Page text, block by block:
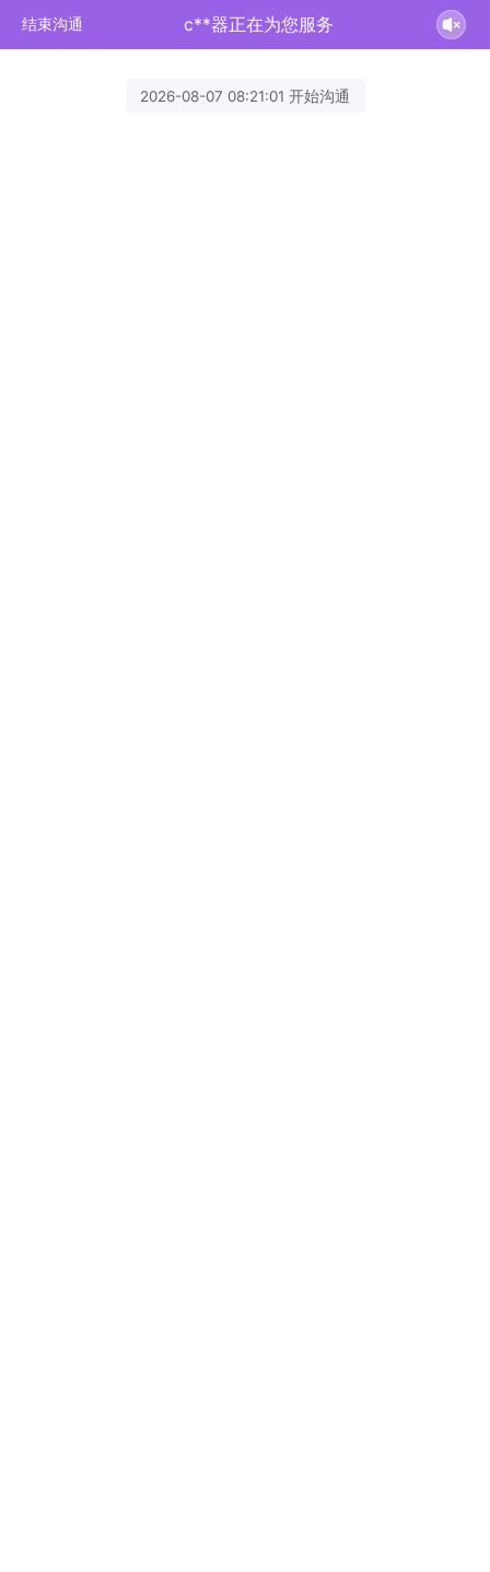
结束沟通 c**器正在为您服务
2026-08-07 08:21:01 开始沟通